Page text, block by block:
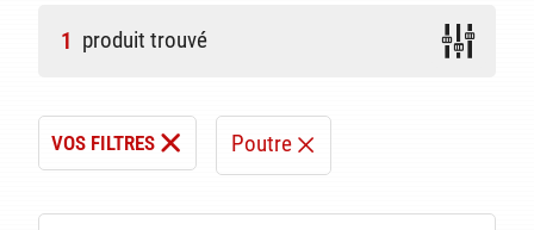
1 produit trouvé
VOS FILTRES Poutre